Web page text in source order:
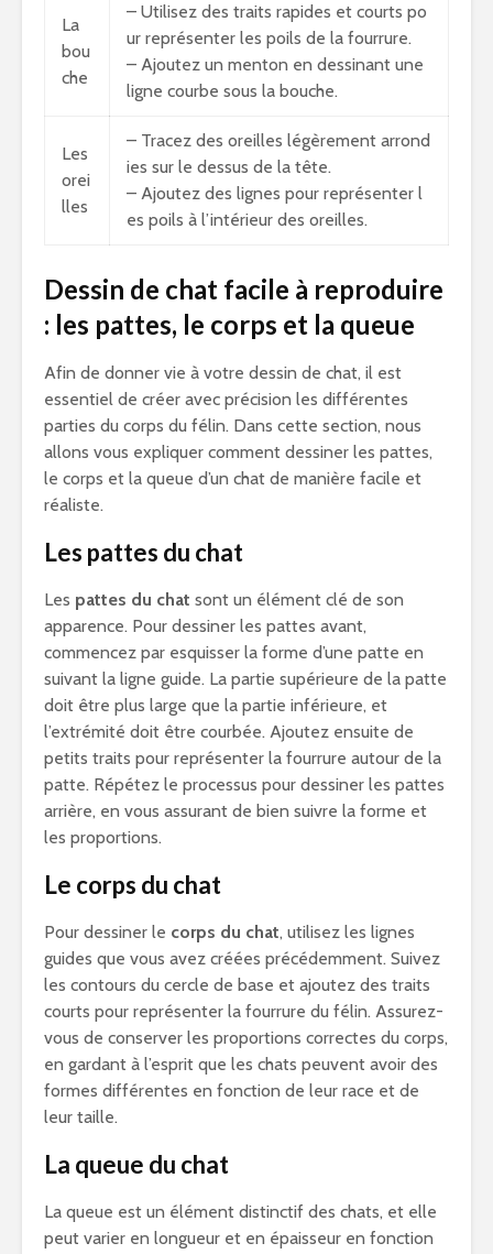
La
bou
che
– Utilisez des traits rapides et courts po
ur représenter les poils de la fourrure.
– Ajoutez un menton en dessinant une
ligne courbe sous la bouche.
Les
orei
lles
– Tracez des oreilles légèrement arrond
ies sur le dessus de la tête.
– Ajoutez des lignes pour représenter l
es poils à l’intérieur des oreilles.
Dessin de chat facile à reproduire
: les pattes, le corps et la queue
Afin de donner vie à votre dessin de chat, il est
essentiel de créer avec précision les différentes
parties du corps du félin. Dans cette section, nous
allons vous expliquer comment dessiner les pattes,
le corps et la queue d’un chat de manière facile et
réaliste.
Les pattes du chat
Les pattes du chat sont un élément clé de son
apparence. Pour dessiner les pattes avant,
commencez par esquisser la forme d’une patte en
suivant la ligne guide. La partie supérieure de la patte
doit être plus large que la partie inférieure, et
l’extrémité doit être courbée. Ajoutez ensuite de
petits traits pour représenter la fourrure autour de la
patte. Répétez le processus pour dessiner les pattes
arrière, en vous assurant de bien suivre la forme et
les proportions.
Le corps du chat
Pour dessiner le corps du chat, utilisez les lignes
guides que vous avez créées précédemment. Suivez
les contours du cercle de base et ajoutez des traits
courts pour représenter la fourrure du félin. Assurez-
vous de conserver les proportions correctes du corps,
en gardant à l’esprit que les chats peuvent avoir des
formes différentes en fonction de leur race et de
leur taille.
La queue du chat
La queue est un élément distinctif des chats, et elle
peut varier en longueur et en épaisseur en fonction